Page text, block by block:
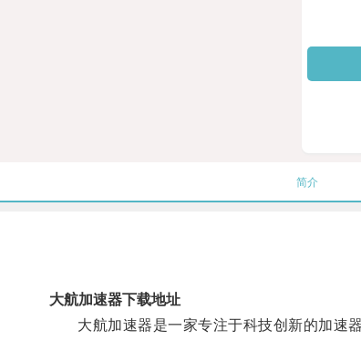
简介
大航加速器下载地址
大航加速器是一家专注于科技创新的加速器